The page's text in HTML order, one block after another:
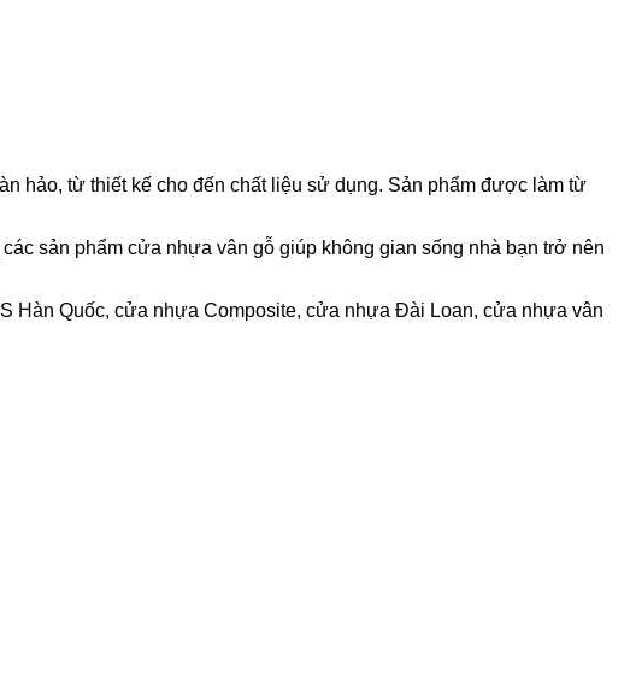
hảo, từ thiết kế cho đến chất liệu sử dụng. Sản phẩm được làm từ
sản phẩm cửa nhựa vân gỗ giúp không gian sống nhà bạn trở nên
Hàn Quốc, cửa nhựa Composite, cửa nhựa Đài Loan, cửa nhựa vân